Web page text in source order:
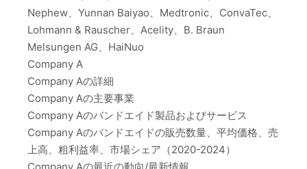
Nephew、Yunnan Baiyao、Medtronic、ConvaTec、
Lohmann & Rauscher、Acelity、B. Braun
Melsungen AG、HaiNuo
Company A
Company Aの詳細
Company Aの主要事業
Company Aのバンドエイド製品およびサービス
Company Aのバンドエイドの販売数量、平均価格、売
上高、粗利益率、市場シェア（2020-2024）